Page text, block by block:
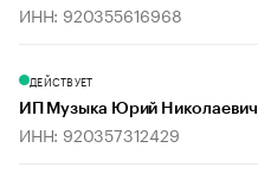
ИНН: 920355616968
ДЕЙСТВУЕТ
ИП Музыка Юрий Николаевич
ИНН: 920357312429